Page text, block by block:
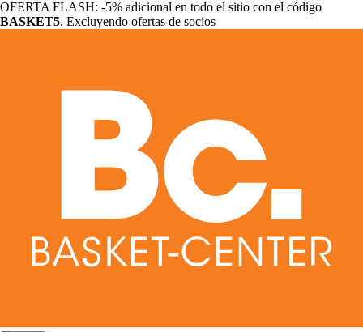
OFERTA FLASH: -5% adicional en todo el sitio con el código
BASKET5. Excluyendo ofertas de socios